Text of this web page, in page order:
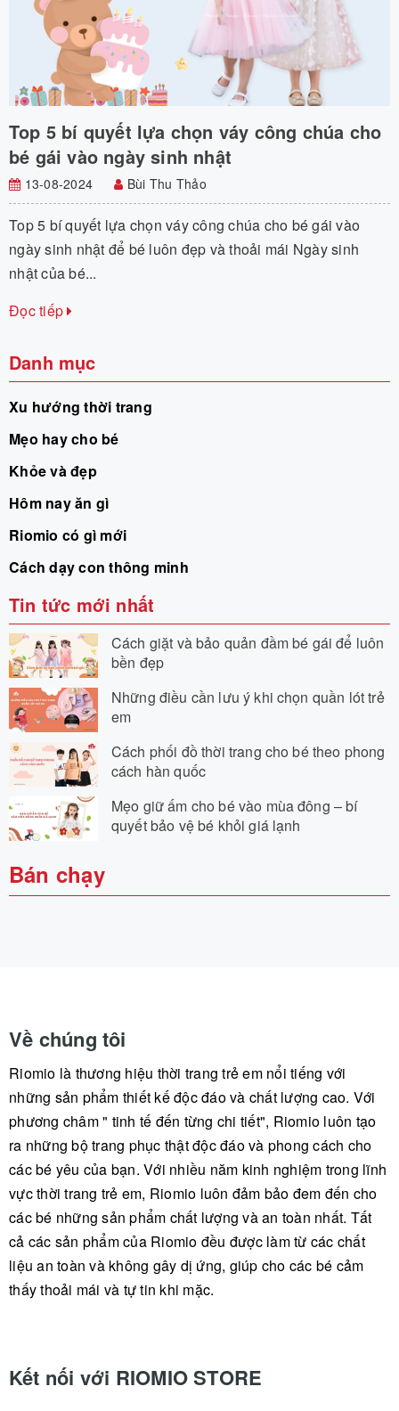
Top 5 bí quyết lựa chọn váy công chúa cho
bé gái vào ngày sinh nhật
13-08-2024 Bùi Thu Thảo
Top 5 bí quyết lựa chọn váy công chúa cho bé gái vào
ngày sinh nhật để bé luôn đẹp và thoải mái Ngày sinh
nhật của bé...
Đọc tiếp
Danh mục
Xu hướng thời trang
Mẹo hay cho bé
Khỏe và đẹp
Hôm nay ăn gì
Riomio có gì mới
Cách dạy con thông minh
Tin tức mới nhất
Cách giặt và bảo quản đầm bé gái để luôn
bền đẹp
Những điều cần lưu ý khi chọn quần lót trẻ
em
Cách phối đồ thời trang cho bé theo phong
cách hàn quốc
Mẹo giữ ấm cho bé vào mùa đông – bí
quyết bảo vệ bé khỏi giá lạnh
Bán chạy
Về chúng tôi
Riomio là thương hiệu thời trang trẻ em nổi tiếng với
những sản phẩm thiết kế độc đáo và chất lượng cao. Với
phương châm " tinh tế đến từng chi tiết", Riomio luôn tạo
ra những bộ trang phục thật độc đáo và phong cách cho
các bé yêu của bạn. Với nhiều năm kinh nghiệm trong lĩnh
vực thời trang trẻ em, Riomio luôn đảm bảo đem đến cho
các bé những sản phẩm chất lượng và an toàn nhất. Tất
cả các sản phẩm của Riomio đều được làm từ các chất
liệu an toàn và không gây dị ứng, giúp cho các bé cảm
thấy thoải mái và tự tin khi mặc.
Kết nối với RIOMIO STORE